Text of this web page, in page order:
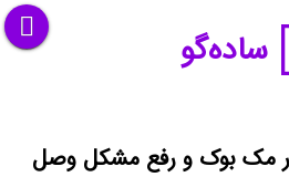
ساده‌گو
مک بوک و رفع مشکل وصل